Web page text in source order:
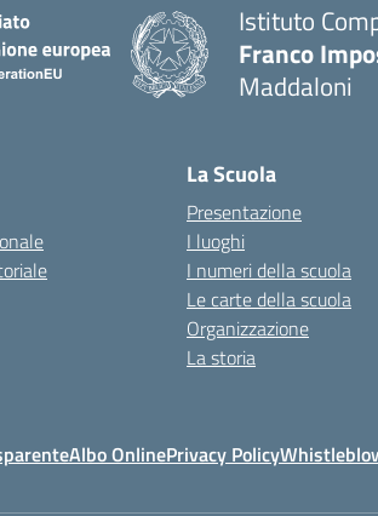
Istituto
Franco
Maddaloni
La Scuola
Presentazione
I luoghi
I numeri della scuola
Le carte della scuola
Organizzazione
La storia
Albo OnlinePrivacy Policy